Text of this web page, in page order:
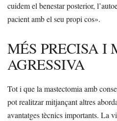
cuidem el benestar posterior,
pacient amb el seu propi cos».
MÉS PRECISA I
AGRESSIVA
Tot i que la mastectomia amb
pot realitzar mitjançant altres
avantatges tècnics importants. La